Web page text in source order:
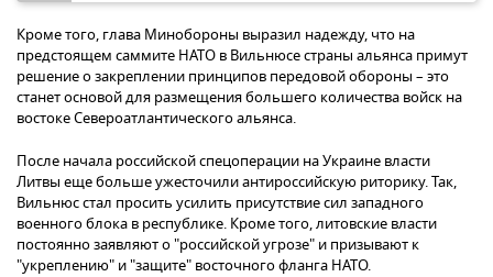
Кроме того, глава Минобороны выразил надежду, что на
предстоящем саммите НАТО в Вильнюсе страны альянса примут
решение о закреплении принципов передовой обороны – это
станет основой для размещения большего количества войск на
востоке Североатлантического альянса.
После начала российской спецоперации на Украине власти
Литвы еще больше ужесточили антироссийскую риторику. Так,
Вильнюс стал просить усилить присутствие сил западного
военного блока в республике. Кроме того, литовские власти
постоянно заявляют о "российской угрозе" и призывают к
"укреплению" и "защите" восточного фланга НАТО.